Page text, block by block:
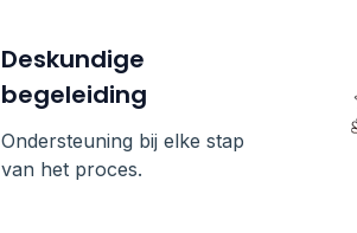
Deskundige
begeleiding
Ondersteuning bij elke stap
van het proces.